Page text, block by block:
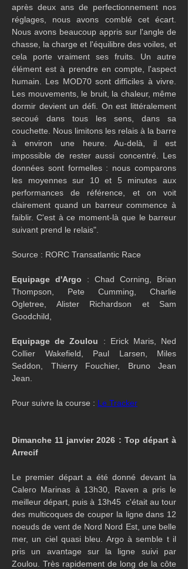
après deux ans de perfectionnement nos
réglages, nous avons comblé cet écart.
Nous avons beaucoup appris sur l'angle de
chasse, la charge et l'équilibre des voiles, et
cela porte vraiment ses fruits. Un autre
élément est à prendre en compte, l'aspect
humain. Les MOD70 sont difficiles à vivre.
Les mouvements, le bruit, la chaleur, même
dormir devient un défi. On est littéralement
secoué dans tous les sens, dans sa
couchette. Nous limitons les relais à la barre
à environ une heure. Au-delà, il est
impossible de rester aussi concentré. Les
données sont formelles : nous comparons
les moyennes sur 10 et 5 minutes aux
performances de référence, et on voit
clairement quand un barreur commence à
faiblir. C'est à ce moment-là que le barreur
suivant prend le relais".
Source : RORC Transatlantic Race
Equipage d'Argo : Chad Corning, Brian
Thompson, Pete Cumming, Charlie
Ogletree, Alister Richardson et Sam
Goodchild,
Equipage de Zoulou : Erick Maris, Ned
Collier Wakefield, Paul Larsen, Miles
Seddon, Thierry Fouchier, Bruno Jean
Jean.
Pour suivre la course : Le Tracker
Dimanche 11 janvier 2026 : Top départ à
Arrecif
Le premier départ a été donné devant la
Calero Marinas à 13h30, Raven a pris le
meilleur départ, puis à 13h45  c'était au tour
des multicoques de couper la ligne dans 12
noeuds de vent de Nord Nord Est, une belle
mer, un ciel quasi bleu. Argo à semble t il
pris un avantage sur la ligne suivi par
Zoulou. Très rapidement de long de la côte